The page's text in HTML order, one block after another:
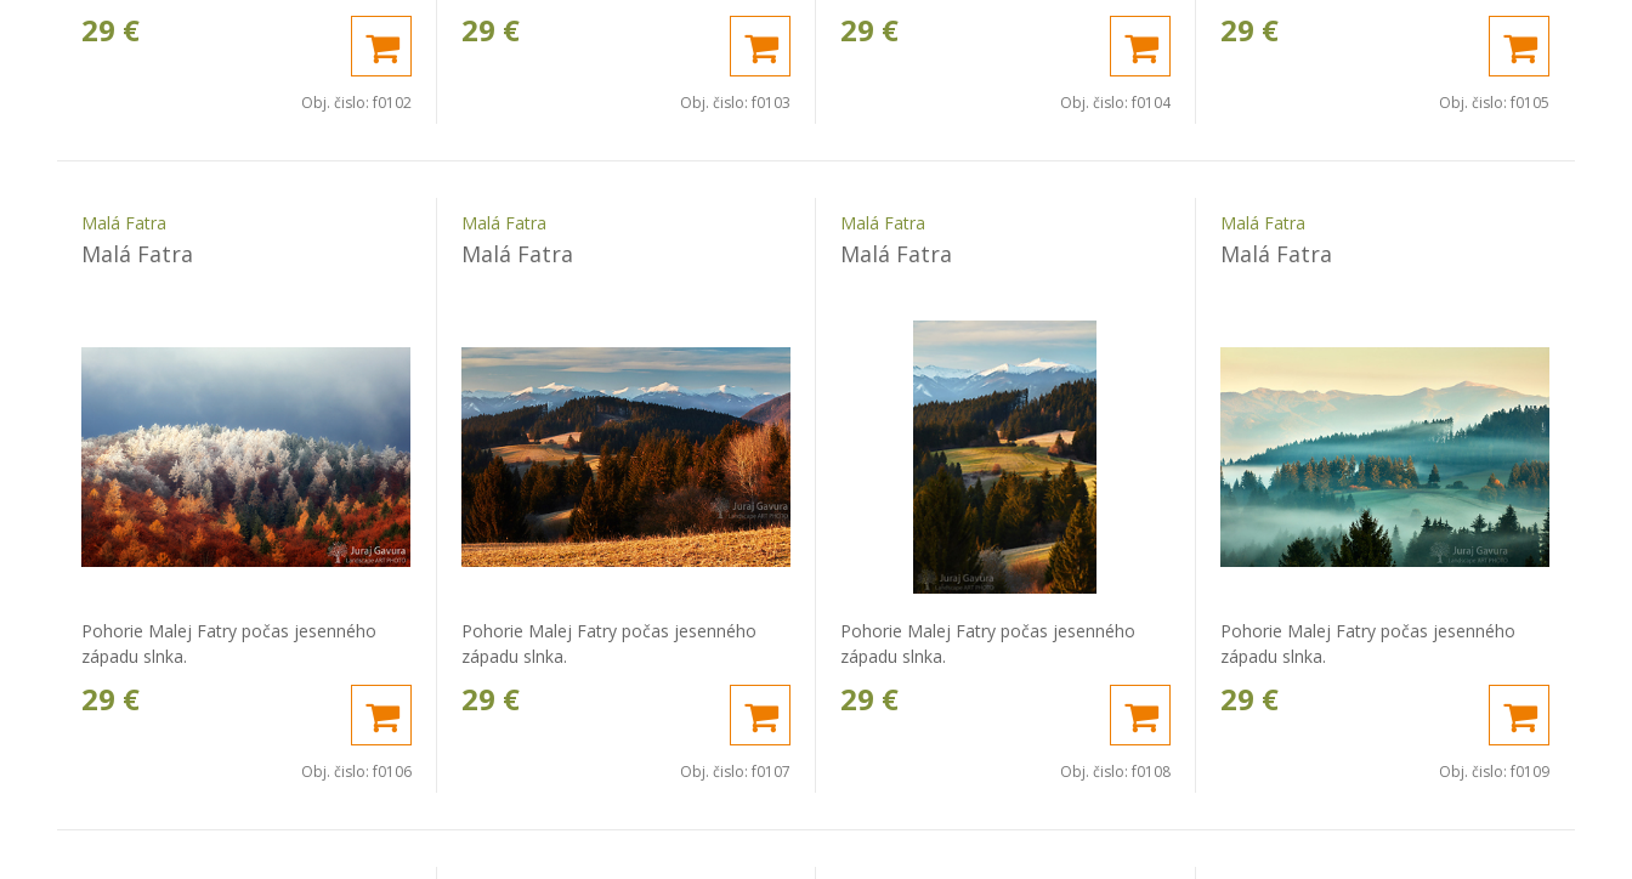
29 €
Obj. čislo: f0102
29 €
Obj. čislo: f0103
29 €
Obj. čislo: f0104
29 €
Obj. čislo: f0105
Malá Fatra
Malá Fatra
Pohorie Malej Fatry počas jesenného
západu slnka.
29 €
Obj. čislo: f0106
Malá Fatra
Malá Fatra
Pohorie Malej Fatry počas jesenného
západu slnka.
29 €
Obj. čislo: f0107
Malá Fatra
Malá Fatra
Pohorie Malej Fatry počas jesenného
západu slnka.
29 €
Obj. čislo: f0108
Malá Fatra
Malá Fatra
Pohorie Malej Fatry počas jesenného
západu slnka.
29 €
Obj. čislo: f0109